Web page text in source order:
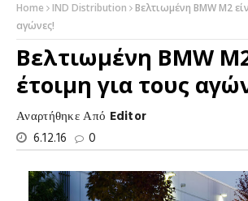
Home IND Distribution
Βελτιωμένη BMW M2
αγώνες!
Βελτιωμένη BMW
έτοιμη για τους
Αναρτήθηκε Από Editor
6.12.16
0